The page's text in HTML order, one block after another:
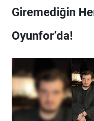
Giremediğin
Oyunfor’da!